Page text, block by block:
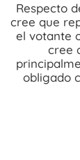
Respecto
cree que
el votante
cree
obligado